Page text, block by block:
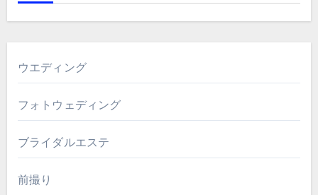
ウエディング
フォトウェディング
ブライダルエステ
前撮り